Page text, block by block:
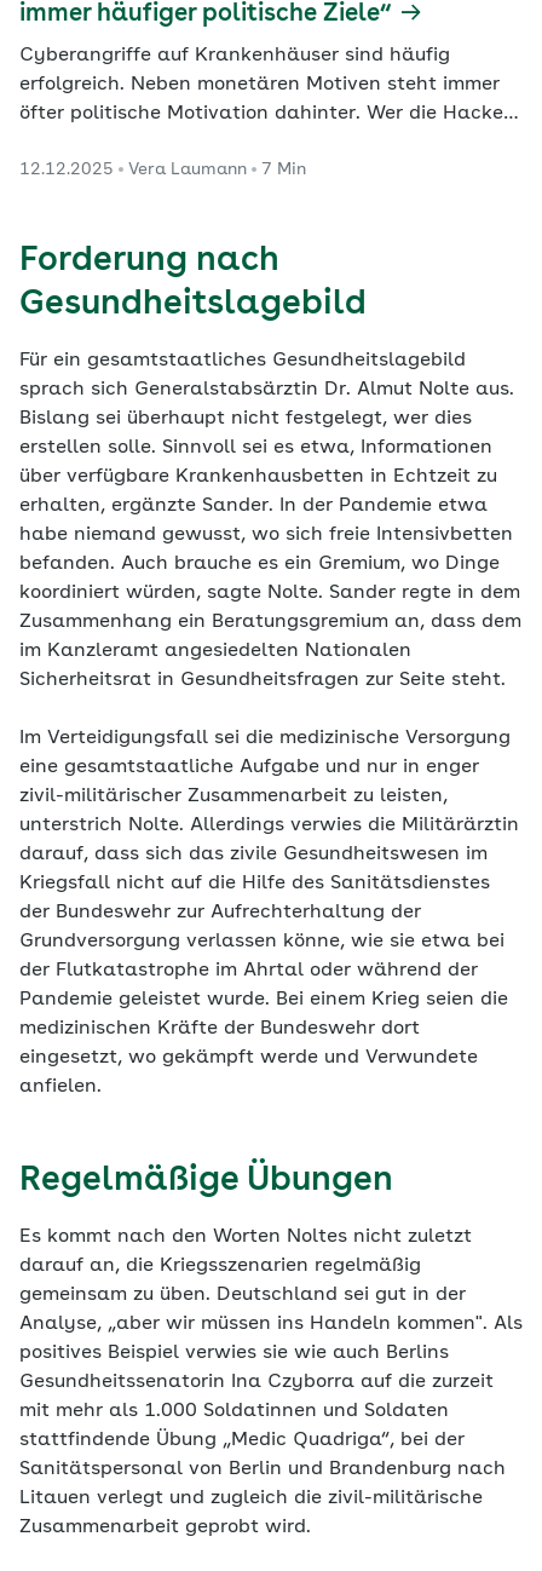
immer häufiger politische Ziele“
Cyberangriffe auf Krankenhäuser sind häufig
erfolgreich. Neben monetären Motiven steht immer
öfter politische Motivation dahinter. Wer die Hacker
Attacken schützt, erklärt Felix Kuhlenkamp,
12.12.2025 Vera Laumann 7 Min
Forderung nach
Gesundheitslagebild
Für ein gesamtstaatliches Gesundheitslagebild
sprach sich Generalstabsärztin Dr. Almut Nolte aus.
Bislang sei überhaupt nicht festgelegt, wer dies
erstellen solle. Sinnvoll sei es etwa, Informationen
über verfügbare Krankenhausbetten in Echtzeit zu
erhalten, ergänzte Sander. In der Pandemie etwa
habe niemand gewusst, wo sich freie Intensivbetten
befanden. Auch brauche es ein Gremium, wo Dinge
koordiniert würden, sagte Nolte. Sander regte in dem
Zusammenhang ein Beratungsgremium an, dass dem
im Kanzleramt angesiedelten Nationalen
Sicherheitsrat in Gesundheitsfragen zur Seite steht.
Im Verteidigungsfall sei die medizinische Versorgung
eine gesamtstaatliche Aufgabe und nur in enger
zivil-militärischer Zusammenarbeit zu leisten,
unterstrich Nolte. Allerdings verwies die Militärärztin
darauf, dass sich das zivile Gesundheitswesen im
Kriegsfall nicht auf die Hilfe des Sanitätsdienstes
der Bundeswehr zur Aufrechterhaltung der
Grundversorgung verlassen könne, wie sie etwa bei
der Flutkatastrophe im Ahrtal oder während der
Pandemie geleistet wurde. Bei einem Krieg seien die
medizinischen Kräfte der Bundeswehr dort
eingesetzt, wo gekämpft werde und Verwundete
anfielen.
Regelmäßige Übungen
Es kommt nach den Worten Noltes nicht zuletzt
darauf an, die Kriegsszenarien regelmäßig
gemeinsam zu üben. Deutschland sei gut in der
Analyse, „aber wir müssen ins Handeln kommen". Als
positives Beispiel verwies sie wie auch Berlins
Gesundheitssenatorin Ina Czyborra auf die zurzeit
mit mehr als 1.000 Soldatinnen und Soldaten
stattfindende Übung „Medic Quadriga“, bei der
Sanitätspersonal von Berlin und Brandenburg nach
Litauen verlegt und zugleich die zivil-militärische
Zusammenarbeit geprobt wird.